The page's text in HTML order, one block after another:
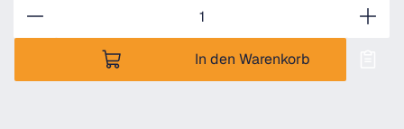
In den Warenkorb